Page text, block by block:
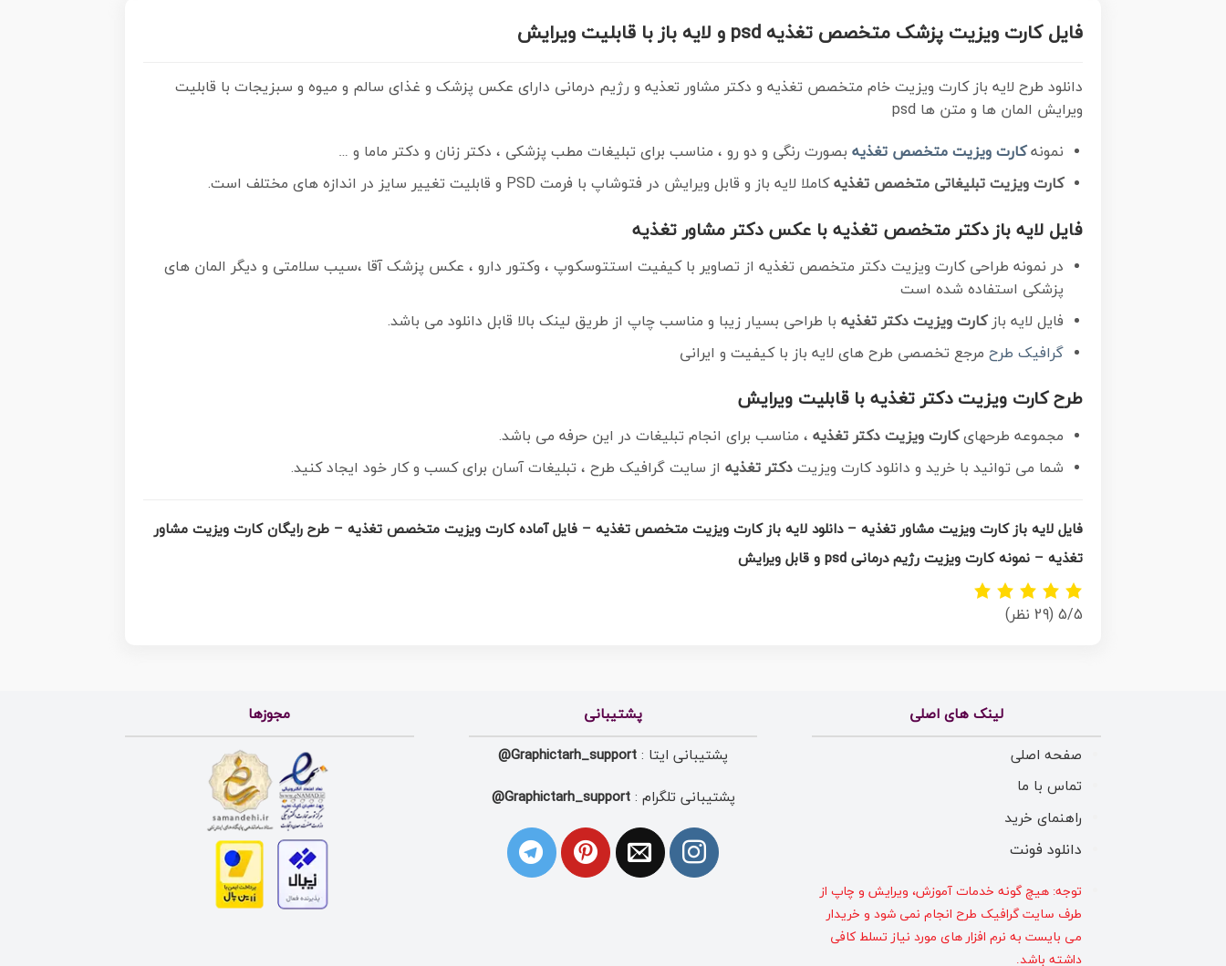
فایل کارت ویزیت پزشک متخصص تغذیه psd و لایه باز با قابلیت ویرایش
دانلود طرح لایه باز کارت ویزیت خام متخصص تغذیه و دکتر مشاور تعذیه و رژیم درمانی دارای عکس پزشک و غذای سالم و میوه و سبزیجات با قابلیت
ویرایش المان ها و متن ها psd
نمونهکارت ویزیت متخصص تغذیهبصورت رنگی و دو رو ، مناسب برای تبلیغات مطب پزشکی ، دکتر زنان و دکتر ماما و …
کارت ویزیت تبلیغاتی متخصص تغذیهکاملا لایه باز و قابل ویرایش در فتوشاپ با فرمت PSD و قابلیت تغییر سایز در اندازه های مختلف است.
فایل لایه باز دکتر متخصص تغذیه با عکس دکتر مشاور تغذیه
در نمونه طراحی کارت ویزیت دکتر متخصص تغذیه از تصاویر با کیفیت استتوسکوپ ، وکتور دارو ، عکس پزشک آقا ،سیب سلامتی و دیگر المان های
پزشکی استفاده شده است
فایل لایه بازکارت ویزیت دکتر تغذیهبا طراحی بسیار زیبا و مناسب چاپ از طریق لینک بالا قابل دانلود می باشد.
گرافیک طرحمرجع تخصصی طرح های لایه باز با کیفیت و ایرانی
طرح کارت ویزیت دکتر تغذیه با قابلیت ویرایش
مجموعه طرحهایکارت ویزیت دکتر تغذیه، مناسب برای انجام تبلیغات در این حرفه می باشد.
شما می توانید با خرید و دانلود کارت ویزیت دکتر تغذیه از سایت گرافیک طرح ، تبلیغات آسان برای کسب و کار خود ایجاد کنید.
فایل لایه باز کارت ویزیت مشاور تغذیه – دانلود لایه باز کارت ویزیت متخصص تغذیه – فایل آماده کارت ویزیت متخصص تغذیه – طرح رایگان کارت ویزیت مشاور
تغذیه – نمونه کارت ویزیت رژیم درمانی psd و قابل ویرایش
5/5 (29 نظر)
لینک های اصلی
صفحه اصلی
تماس با ما
راهنمای خرید
دانلود فونت
توجه: هیچ گونه خدمات آموزش، ویرایش و چاپ از
طرف سایت گرافیک طرح انجام نمی شود و خریدار
می بایست به نرم افزار های مورد نیاز تسلط کافی
داشته باشد.
پشتیبانی
پشتیبانی ایتا : Graphictarh_support@
پشتیبانی تلگرام :Graphictarh_support@
مجوزها